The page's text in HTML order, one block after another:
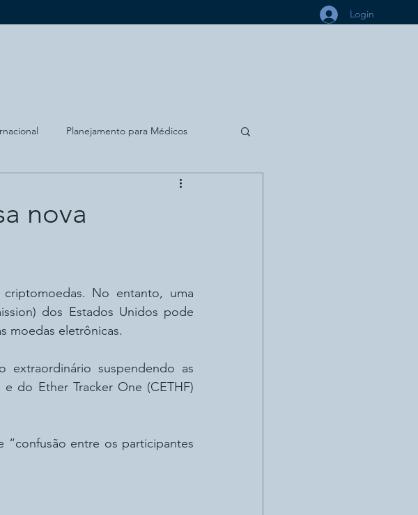
Login
Planejamento para Médicos
nova
No entanto, uma
dos Estados Unidos pode
moedas eletrônicas.
suspendendo as
do Ether Tracker One (CETHF)
entre os participantes